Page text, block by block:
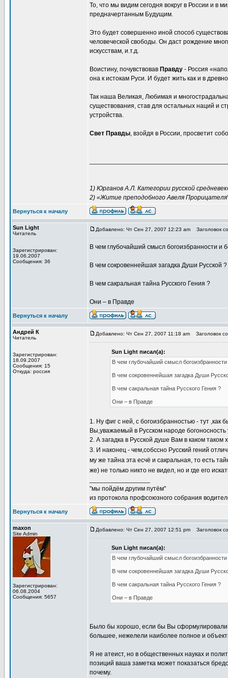
То, что мы видим сегодня вокруг в России и в
предначертанным Будущим.
Это будет совершенно иной способ
человеческой свободы. Он даст рождение
искусствам, и.т.д.
Воистину, почувствовав Правду - Россия
она к истокам Руси. И будет жить как и в
Так наша Великая, Любимая и
существования, став для остальных наций и
устройства.
Свет Правды, взойдя в России, просветит
1) Юрганов А.Л. Категории русской
2) «Житие преподобного Авеля
Вернуться к началу
Sun Light
Читатель
Зарегистрирован:
19.06.2007
Сообщения: 36
Добавлено: Чт Сен 27, 2007 12:23 am Заголовок
В чем глубочайший смысл богоизбранности и
В чем сокровеннейшая загадка Души Русской ?
В чем сакральная тайна Русского Гения ?
Они – в Правде
Вернуться к началу
Андрей К
Читатель
Зарегистрирован:
18.09.2007
Сообщения: 15
Откуда: россия
Добавлено: Чт Сен 27, 2007 11:18 am Заголовок
Sun Light писал(а):
В чем глубочайший смысл
В чем сокровеннейшая загадка Души
В чем сакральная тайна Русского Гения ?
Они – в Правде
1. Ну фиг с ней, с богоизбранностью - тут ,как
Вы,уважаемый в Русском народе богоносность
2. А загадка в Русской душе Вам в каком
3. И наконец - чем,собссно Русский гений
му же тайна эта есчё и сакральная, то есть
же) не только никто не видел, но и где его
"мы пойдём другим путём"
из протокола профсоюзного собрания
Вернуться к началу
maxon
Site Admin
Зарегистрирован:
06.08.2004
Сообщения: 5657
Добавлено: Чт Сен 27, 2007 12:51 pm Заголовок
Sun Light писал(а):
В чем глубочайший смысл
В чем сокровеннейшая загадка Души
В чем сакральная тайна Русского Гения ?
Они – в Правде
Было бы хорошо, если бы Вы сформулировали
большее, нежелели наиболее полное и
Я не атеист, но в общественных науках и
позиций ваша заметка может показаться
почему.